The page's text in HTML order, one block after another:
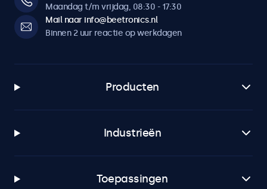
Maandag t/m vrijdag, 08:30 - 17:30
Mail naar info@beetronics.nl
Binnen 2 uur reactie op werkdagen
Producten
Industrieën
Toepassingen